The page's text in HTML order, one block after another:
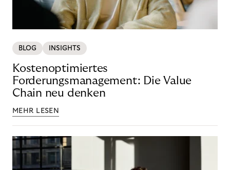
BLOG INSIGHTS
Kostenoptimiertes
Forderungsmanagement: Die Value
Chain neu denken
MEHR LESEN